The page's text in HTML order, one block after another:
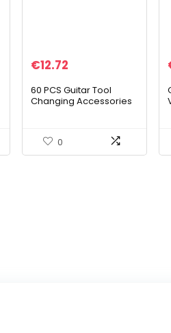
€12.72
60 PCS Guitar Tool
Changing Accessories
Holder, Capo, String
Winder…
0